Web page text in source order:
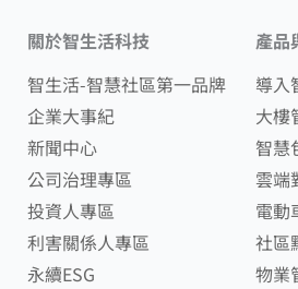
關於智生活科技
智生活-智慧社區第一品牌
企業大事紀
新聞中心
公司治理專區
投資人專區
利害關係人專區
永續ESG
產品
導入
大樓
智慧
雲端
電動
社區
物業